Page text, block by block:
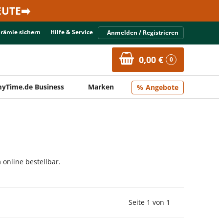
sichern Hilfe & Service Anmelden / Registrieren
0,00 € 0
Business Marken Angebote
online bestellbar.
Vorherige Seite
Seite 1 von 1